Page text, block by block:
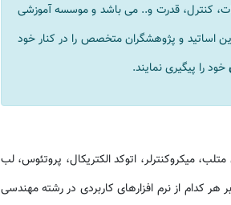
کنترل، قدرت و.. می باشد و موسسه آموزشی
اساتید و پژوهشگران متخصص را در کنار خود
خود را پیگیری نمایند.
میکروکنترلر، اتوکد الکتریکال، پروتئوس، لب
کدام از نرم افزارهای کاربردی در رشته مهندسی